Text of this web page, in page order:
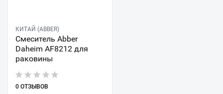
КИТАЙ (ABBER)
Смеситель Abber
Daheim AF8212 для
раковины
0 ОТЗЫВОВ